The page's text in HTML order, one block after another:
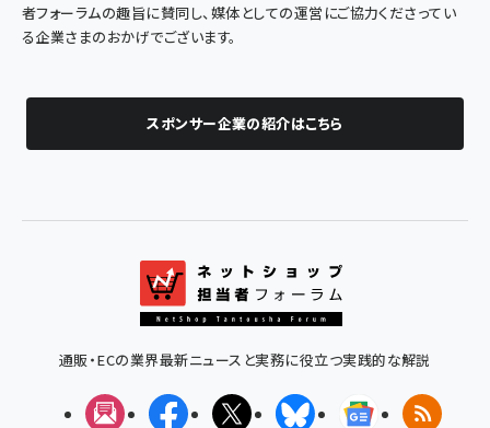
者フォーラムの趣旨に賛同し、媒体としての運営にご協力くださってい
る企業さまのおかげでございます。
スポンサー企業の紹介はこちら
通販・ECの業界最新ニュースと実務に役立つ実践的な解説
メルマガFacebookX(エックス)BlueskyGoogleニュ
RSS